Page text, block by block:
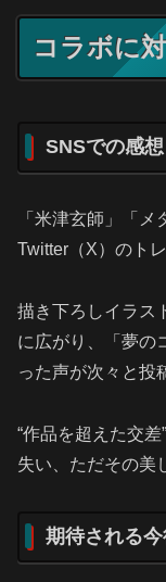
コラボに
SNSでの感
「米津玄師」「
Twitter（X）のト
描き下ろしイラス
に広がり、「夢の
った声が次々と投
“作品を超えた交
失い、ただその美
期待される